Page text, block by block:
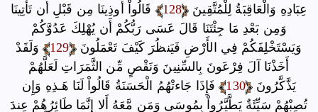
عِبَادِهِ وَالْعَاقِبَةُ لِلْمُتَّقِينَ
128
قَالُواْ أُوذِينَا مِن قَبْلِ أَن تَأْتِينَا
وَمِن بَعْدِ مَا جِئْتَنَا قَالَ عَسَى رَبُّكُمْ أَن يُهْلِكَ عَدُوَّكُمْ
وَيَسْتَخْلِفَكُمْ فِي الأَرْضِ فَيَنظُرَ كَيْفَ تَعْمَلُونَ 129 وَلَقَدْ
أَخَذْنَا آلَ فِرْعَونَ بِالسِّنِينَ وَنَقْصٍ مِّن الثَّمَرَاتِ لَعَلَّهُمْ
يَذَّكَّرُونَ 130 فَإِذَا جَاءتْهُمُ الْحَسَنَةُ قَالُواْ لَنَا هَـذِهِ وَإِن
تُصِبْهُمْ سَيِّئَةٌ يَطَّيَّرُواْ بِمُوسَى وَمَن مَّعَهُ أَلا إِنَّمَا طَائِرُهُمْ عِندَ